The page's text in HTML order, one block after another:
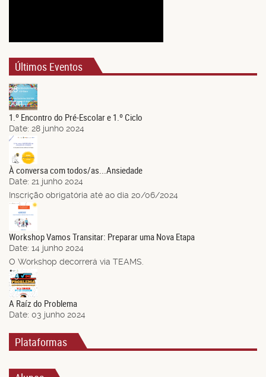
Últimos Eventos
28
Jun.
1.º Encontro do Pré-Escolar e 1.º Ciclo
Date: 28 junho 2024
21
Jun.
À conversa com todos/as...Ansiedade
Date: 21 junho 2024
Inscrição obrigatória até ao dia 20/06/2024
Jun.
Workshop Vamos Transitar: Preparar uma Nova Etapa
Date: 14 junho 2024
O Workshop decorrerá via TEAMS.
03
Jun.
A Raíz do Problema
Date: 03 junho 2024
Plataformas